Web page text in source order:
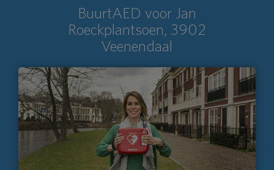
BuurtAED voor Jan
Roeckplantsoen, 3902
Veenendaal